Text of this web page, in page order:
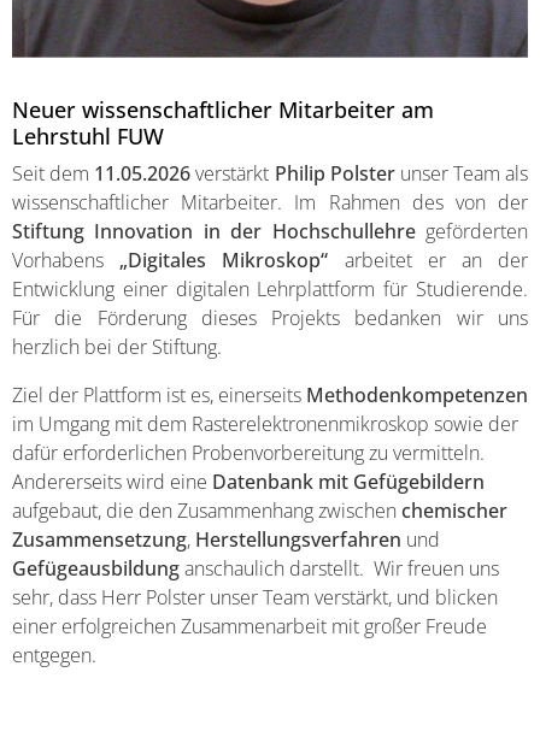
Neuer wissenschaftlicher Mitarbeiter am
Lehrstuhl FUW
Seit dem 11.05.2026verstärkt Philip Polsterunser Team als
wissenschaftlicher Mitarbeiter. Im Rahmen des von der
Stiftung Innovation in der Hochschullehregeförderten
Vorhabens„Digitales Mikroskop“ arbeitet er an der
Entwicklung einer digitalen Lehrplattform für Studierende.
Für die Förderung dieses Projekts bedanken wir uns
herzlich bei der Stiftung.
Ziel der Plattform ist es, einerseits Methodenkompetenzen
im Umgang mit dem Rasterelektronenmikroskop sowie der
dafür erforderlichen Probenvorbereitung zu vermitteln.
Andererseits wird eine Datenbank mit Gefügebildern
aufgebaut, die den Zusammenhang zwischen chemischer
Zusammensetzung, Herstellungsverfahren und
Gefügeausbildunganschaulich darstellt. Wir freuen uns
sehr, dass Herr Polster unser Team verstärkt, und blicken
einer erfolgreichen Zusammenarbeit mit großer Freude
entgegen.